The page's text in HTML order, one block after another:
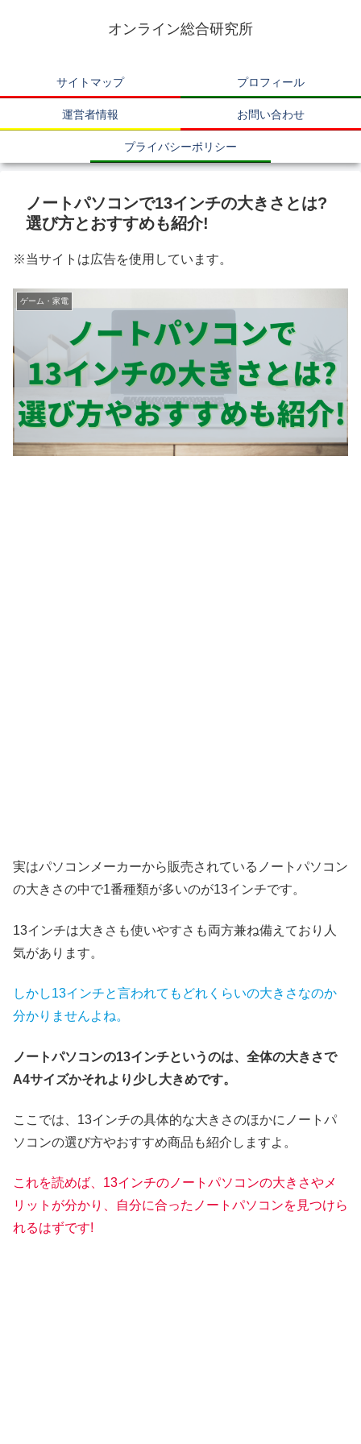
オンライン総合研究所
サイトマップ プロフィール
運営者情報 お問い合わせ
プライバシーポリシー
ノートパソコンで13インチの大きさとは?
選び方とおすすめも紹介!
※当サイトは広告を使用しています。
ゲーム・家電
実はパソコンメーカーから販売されているノートパソコン
の大きさの中で1番種類が多いのが13インチです。
13インチは大きさも使いやすさも両方兼ね備えており人
気があります。
しかし13インチと言われてもどれくらいの大きさなのか
分かりませんよね。
ノートパソコンの13インチというのは、全体の大きさで
A4サイズかそれより少し大きめです。
ここでは、13インチの具体的な大きさのほかにノートパ
ソコンの選び方やおすすめ商品も紹介しますよ。
これを読めば、13インチのノートパソコンの大きさやメ
リットが分かり、自分に合ったノートパソコンを見つけら
れるはずです!